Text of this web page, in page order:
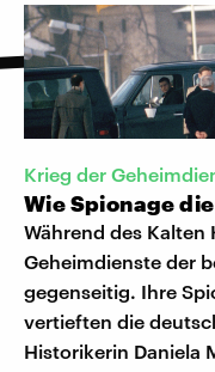
Krieg der
Wie Spionage
Während des
Geheimdienste der
gegenseitig. Ihre
vertieften die
Historikerin Daniela